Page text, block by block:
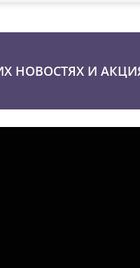
НОВОСТЯХ И